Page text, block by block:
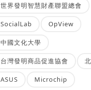
世界發明智慧財產聯盟總會
SocialLab OpView
中國文化大學
台灣發明商品促進協會
ASUS Microchip